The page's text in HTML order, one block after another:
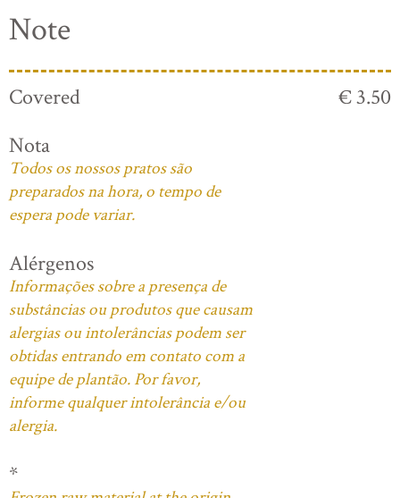
Note
Covered
€ 3.50
Nota
Todos os nossos pratos são
preparados na hora, o tempo de
espera pode variar.
Alérgenos
Informações sobre a presença de
substâncias ou produtos que causam
alergias ou intolerâncias podem ser
obtidas entrando em contato com a
equipe de plantão. Por favor,
informe qualquer intolerância e/ou
alergia.
*